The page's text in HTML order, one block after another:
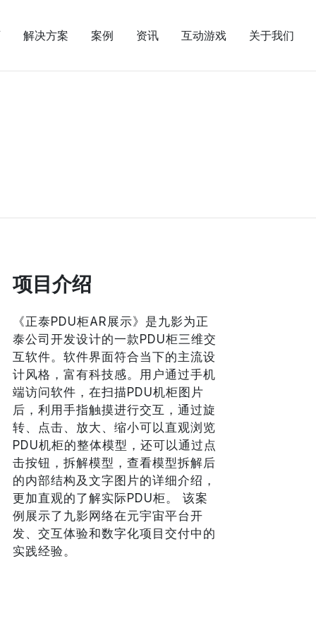
解决方案 案例 资讯 互动游戏 关于我们
项目介绍
《正泰PDU柜AR展示》是九影为正
泰公司开发设计的一款PDU柜三维交
互软件。软件界面符合当下的主流设
计风格，富有科技感。用户通过手机
端访问软件，在扫描PDU机柜图片
后，利用手指触摸进行交互，通过旋
转、点击、放大、缩小可以直观浏览
PDU机柜的整体模型，还可以通过点
击按钮，拆解模型，查看模型拆解后
的内部结构及文字图片的详细介绍，
更加直观的了解实际PDU柜。 该案
例展示了九影网络在元宇宙平台开
发、交互体验和数字化项目交付中的
实践经验。